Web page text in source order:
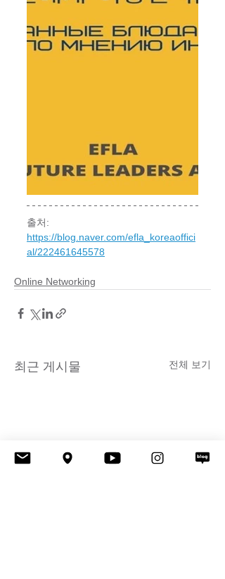
출처:
https://blog.naver.com/efla_koreaoffici
al/222461645578
Online Networking
최근 게시물 전체 보기